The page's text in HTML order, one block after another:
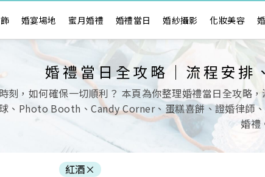
婚宴場地 蜜月婚禮 婚禮當日 婚紗攝影 化妝美容
婚禮當日全攻略｜流程安排
刻，如何確保一切順利？ 本頁為你整理婚禮當日全攻略
、Photo Booth、Candy Corner、蛋糕喜餅、證婚律師
婚禮
紅酒×